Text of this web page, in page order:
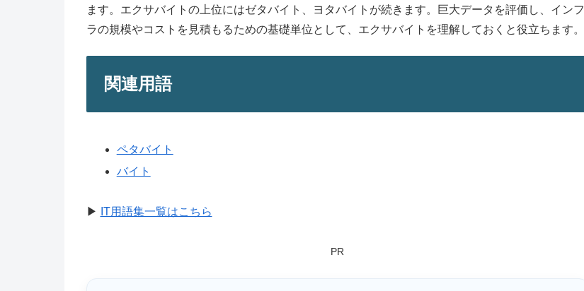
ます。エクサバイトの上位にはゼタバイト、ヨタバイトが続きます。巨大データを評価し、インフ
ラの規模やコストを見積もるための基礎単位として、エクサバイトを理解しておくと役立ちます。
関連用語
ペタバイト
バイト
▶ IT用語集一覧はこちら
PR